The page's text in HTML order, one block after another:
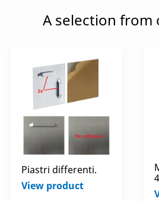
A selection from
Piastri differenti.
View product